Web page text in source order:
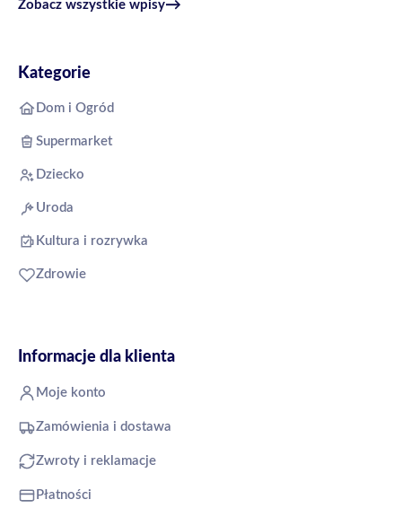
Zobacz wszystkie wpisy→
Kategorie
Dom i Ogród
Supermarket
Dziecko
Uroda
Kultura i rozrywka
Zdrowie
Informacje dla klienta
Moje konto
Zamówienia i dostawa
Zwroty i reklamacje
Płatności